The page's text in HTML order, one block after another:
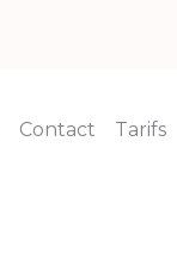
Contact Tarifs